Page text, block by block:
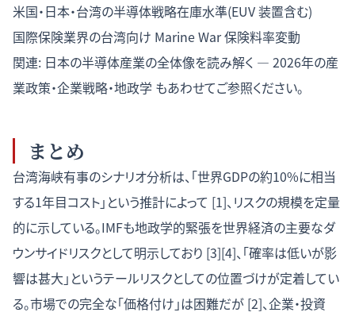
米国・日本・台湾の半導体戦略在庫水準(EUV 装置含む)
国際保険業界の台湾向け Marine War 保険料率変動
関連: 日本の半導体産業の全体像を読み解く — 2026年の産
業政策・企業戦略・地政学 もあわせてご参照ください。
まとめ
台湾海峡有事のシナリオ分析は、「世界GDPの約10%に相当
する1年目コスト」という推計によって [1]、リスクの規模を定量
的に示している。IMFも地政学的緊張を世界経済の主要なダ
ウンサイドリスクとして明示しており [3][4]、「確率は低いが影
響は甚大」というテールリスクとしての位置づけが定着してい
る。市場での完全な「価格付け」は困難だが [2]、企業・投資